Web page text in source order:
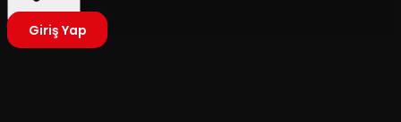
Giriş Yap